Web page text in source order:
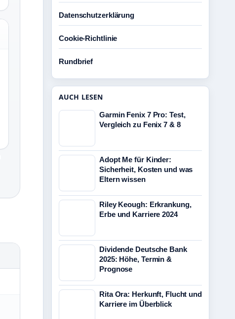
Datenschutzerklärung
Cookie-Richtlinie
Rundbrief
AUCH LESEN
Garmin Fenix 7 Pro: Test,
Vergleich zu Fenix 7 & 8
Adopt Me für Kinder:
Sicherheit, Kosten und was
Eltern wissen
Riley Keough: Erkrankung,
Erbe und Karriere 2024
Dividende Deutsche Bank
2025: Höhe, Termin &
Prognose
Rita Ora: Herkunft, Flucht und
Karriere im Überblick